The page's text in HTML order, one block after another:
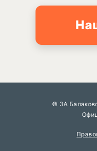
© 3А